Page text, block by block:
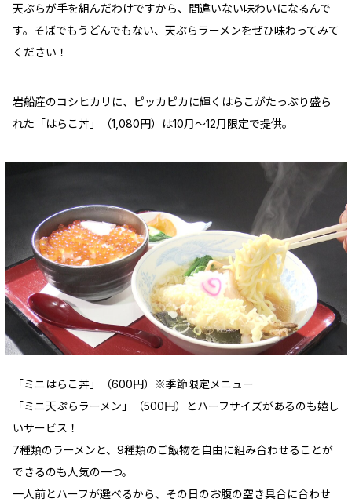
天ぷらが手を組んだわけですから、間違いない味わいになるんで
す。そばでもうどんでもない、天ぷらラーメンをぜひ味わってみて
ください！
岩船産のコシヒカリに、ピッカピカに輝くはらこがたっぷり盛ら
れた「はらこ丼」（1,080円）は10月〜12月限定で提供。
「ミニはらこ丼」（600円）※季節限定メニュー
「ミニ天ぷらラーメン」（500円）とハーフサイズがあるのも嬉し
いサービス！
7種類のラーメンと、9種類のご飯物を自由に組み合わせることが
できるのも人気の一つ。
一人前とハーフが選べるから、その日のお腹の空き具合に合わせ